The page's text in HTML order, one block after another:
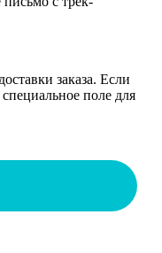
заказа. Если
поле для